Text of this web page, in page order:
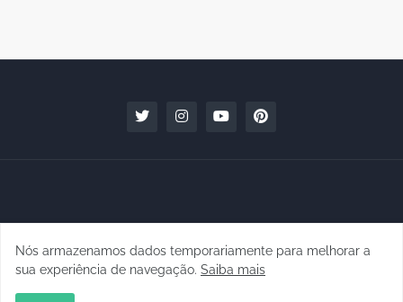
Copyright © 2010 - 2026 | raphanomundo
Nós armazenamos dados temporariamente para melhorar a
sua experiência de navegação. Saiba mais